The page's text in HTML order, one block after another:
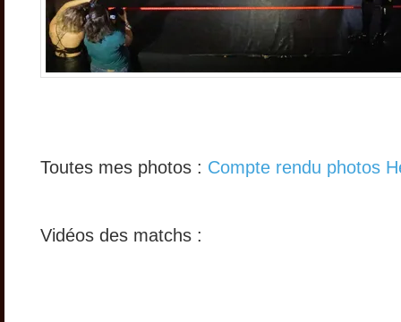
Toutes mes photos : Compte rendu photos
Vidéos des matchs :